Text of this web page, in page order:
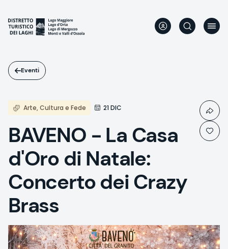
contenuto
principale
Eventi
Arte, Cultura e Fede 21 DIC
BAVENO - La Casa
d'Oro di Natale:
Concerto dei Crazy
Brass